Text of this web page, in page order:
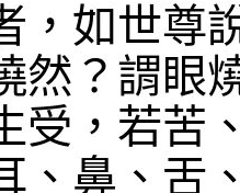
，如世尊
然？謂眼
受，若苦
、鼻、舌